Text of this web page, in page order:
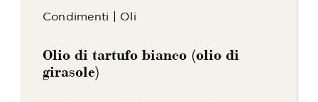
Condimenti Oli
Olio di tartufo bianco (olio di
girasole)